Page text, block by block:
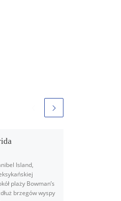
Island,
plaży Bowman’s
brzegów wyspy